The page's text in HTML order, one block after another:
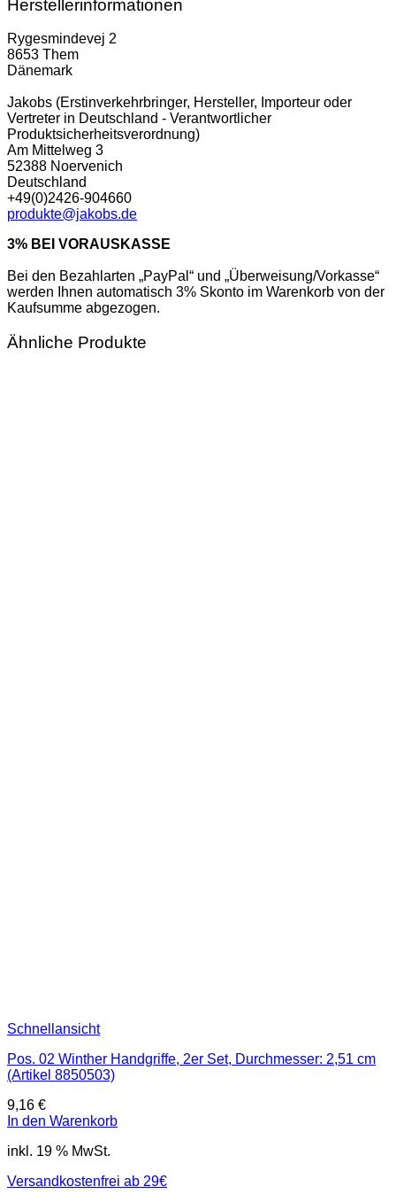
Herstellerinformationen
Rygesmindevej 2
8653 Them
Dänemark
Jakobs (Erstinverkehrbringer, Hersteller, Importeur oder
Vertreter in Deutschland - Verantwortlicher
Produktsicherheitsverordnung)
Am Mittelweg 3
52388 Noervenich
Deutschland
+49(0)2426-904660
produkte@jakobs.de
3% BEI VORAUSKASSE
Bei den Bezahlarten „PayPal“ und „Überweisung/Vorkasse“
werden Ihnen automatisch 3% Skonto im Warenkorb von der
Kaufsumme abgezogen.
Ähnliche Produkte
Schnellansicht
Pos. 02 Winther Handgriffe, 2er Set, Durchmesser: 2,51 cm
(Artikel 8850503)
9,16 €
In den Warenkorb
inkl. 19 % MwSt.
Versandkostenfrei ab 29€